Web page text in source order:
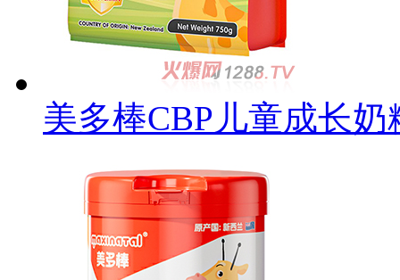
美多棒CBP儿童成长奶